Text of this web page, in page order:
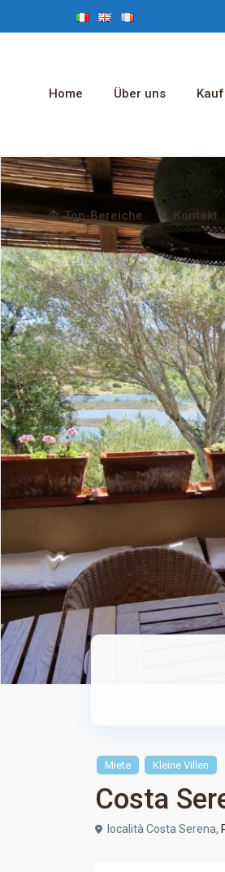
Home Über uns
Top-Bereiche Kontakt
Miete Kleine Villen
Costa
località Costa Serena,